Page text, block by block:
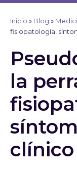
Ir
contenido
Inicio » Blog »
fisiopatología,
la